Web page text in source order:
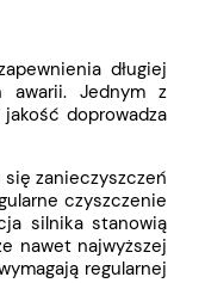
długiej
awarii. Jednym z
doprowadza
zanieczyszczeń
czyszczenie
silnika stanowią
nawet najwyższej
regularnej